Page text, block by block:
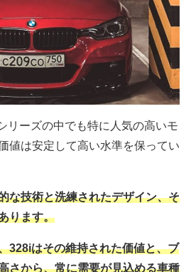
リーズの中でも特に人気の高いモ
値は安定して高い水準を保ってい
な技術と洗練されたデザイン、そ
ります。
328iはその維持された価値と、ブ
さから、常に需要が見込める車種